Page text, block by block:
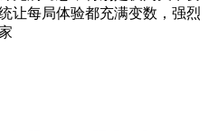
让每局体验都充满变数，强烈